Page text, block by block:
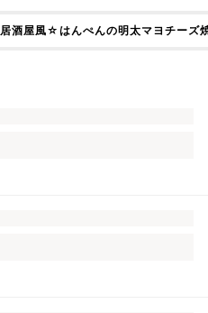
居酒屋風☆はんぺんの明太マヨチーズ